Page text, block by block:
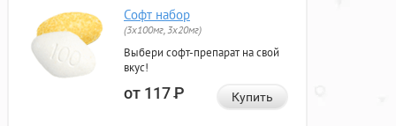
Софт набор
(3x100мг, 3x20мг)
Выбери софт-препарат на свой
вкус!
от 117Р Купить